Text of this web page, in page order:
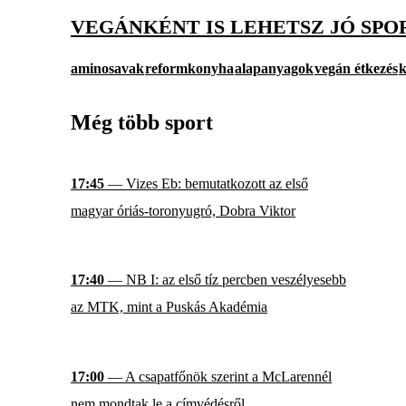
VEGÁNKÉNT IS LEHETSZ JÓ
aminosavakreformkonyhaalapanyagokvegán étkezés
Még több sport
17:45 — Vizes Eb: bemutatkozott az első
magyar óriás-toronyugró, Dobra Viktor
17:40 — NB I: az első tíz percben veszélyesebb
az MTK, mint a Puskás Akadémia
17:00 — A csapatfőnök szerint a McLarennél